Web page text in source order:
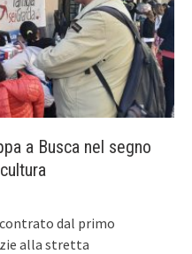
a Busca nel segno
dal primo
alla stretta